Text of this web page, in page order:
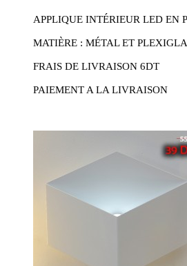
APPLIQUE INTÉRIEUR LED EN
MATIÈRE : MÉTAL ET
FRAIS DE LIVRAISON 6DT
PAIEMENT A LA LIVRAISON